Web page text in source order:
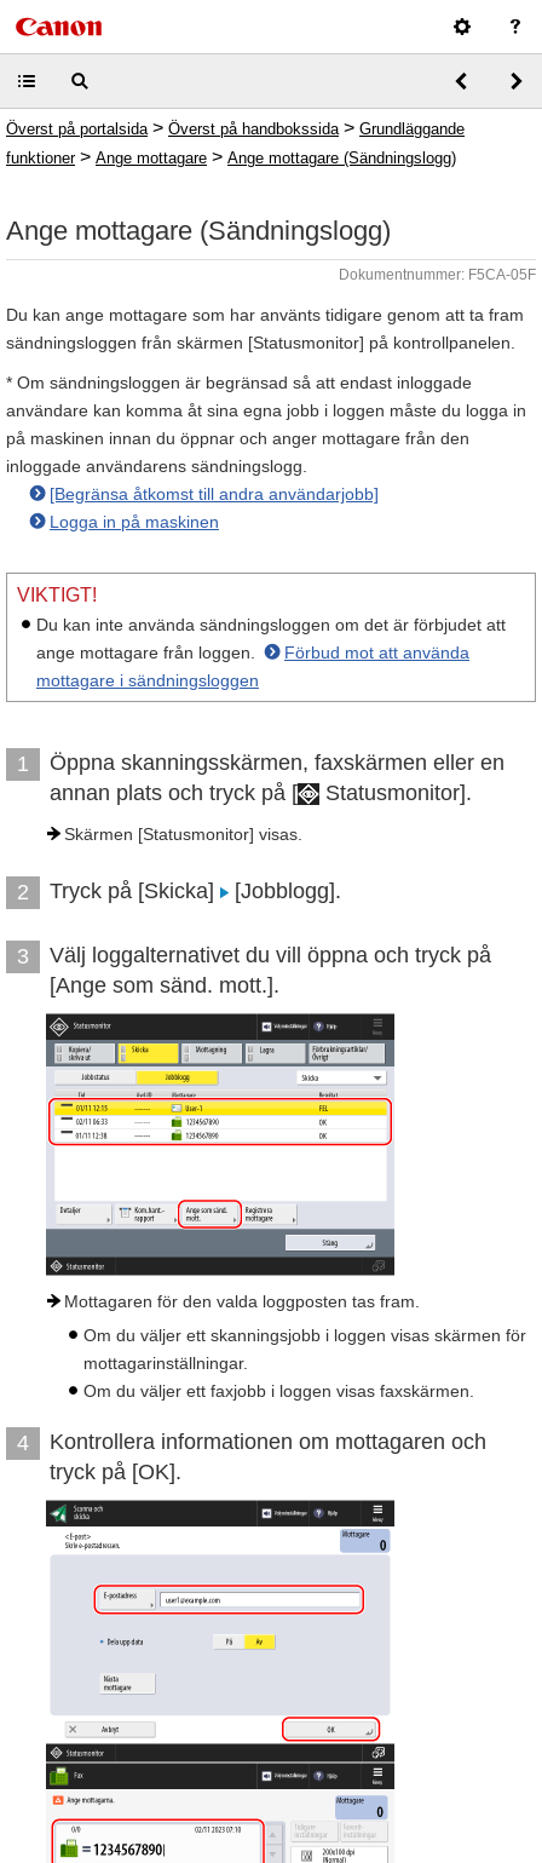
Överst på portalsida > Överst på handbokssida > Grundläggande
funktioner> Ange mottagare > Ange mottagare (Sändningslogg)
Ange mottagare (Sändningslogg)
Dokumentnummer: F5CA-05F
Du kan ange mottagare som har använts tidigare genom att ta fram
sändningsloggen från skärmen [Statusmonitor] på kontrollpanelen.
* Om sändningsloggen är begränsad så att endast inloggade
användare kan komma åt sina egna jobb i loggen måste du logga in
på maskinen innan du öppnar och anger mottagare från den
inloggade användarens sändningslogg.
[Begränsa åtkomst till andra användarjobb]
Logga in på maskinen
VIKTIGT!
Du kan inte använda sändningsloggen om det är förbjudet att
ange mottagare från loggen.
Förbud mot att använda
mottagare i sändningsloggen
1
Öppna skanningsskärmen, faxskärmen eller en
annan plats och tryck på [
Statusmonitor].
Skärmen [Statusmonitor] visas.
2 Tryck på [Skicka] [Jobblogg].
3
Välj loggalternativet du vill öppna och tryck på
[Ange som sänd. mott.].
Mottagaren för den valda loggposten tas fram.
Om du väljer ett skanningsjobb i loggen visas skärmen för
mottagarinställningar.
Om du väljer ett faxjobb i loggen visas faxskärmen.
4
Kontrollera informationen om mottagaren och
tryck på [OK].